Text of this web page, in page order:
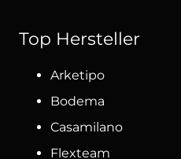
Top Hersteller
Arketipo
Bodema
Casamilano
Flexteam